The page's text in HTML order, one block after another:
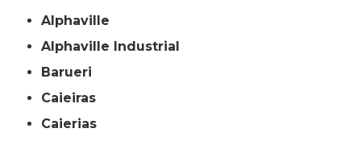
Alphaville
Alphaville Industrial
Barueri
Caieiras
Caierias